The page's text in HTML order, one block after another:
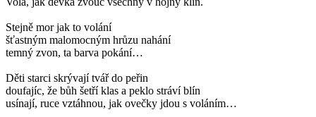
Stejně mor jak to volání
šťastným malomocným hrůzu nahání
temný zvon, ta barva pokání…
Děti starci skrývají tvář do peřin
doufajíc, že bůh šetří klas a peklo stráví blín
usínají, ruce vztáhnou, jak ovečky jdou s voláním…